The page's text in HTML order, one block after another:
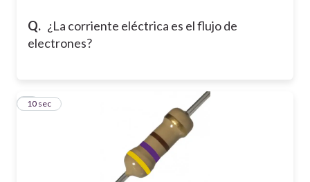
Q. ¿La corriente eléctrica es el flujo de
electrones?
310 sec